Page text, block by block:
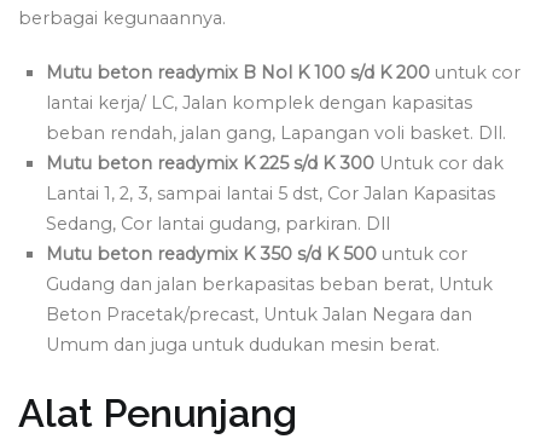
berbagai kegunaannya.
Mutu beton readymix B Nol K 100 s/d K 200 untuk cor
lantai kerja/ LC, Jalan komplek dengan kapasitas
beban rendah, jalan gang, Lapangan voli basket. Dll.
Mutu beton readymix K 225 s/d K 300 Untuk cor dak
Lantai 1, 2, 3, sampai lantai 5 dst, Cor Jalan Kapasitas
Sedang, Cor lantai gudang, parkiran. Dll
Mutu beton readymix K 350 s/d K 500 untuk cor
Gudang dan jalan berkapasitas beban berat, Untuk
Beton Pracetak/precast, Untuk Jalan Negara dan
Umum dan juga untuk dudukan mesin berat.
Alat Penunjang